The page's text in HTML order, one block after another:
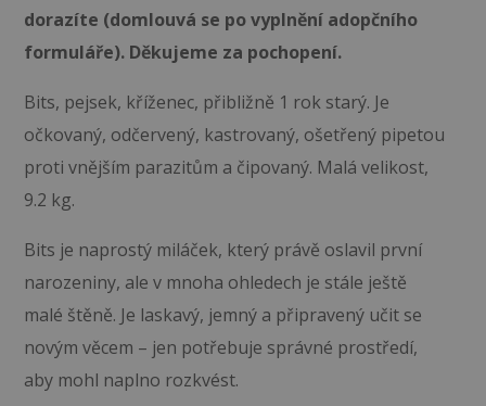
dorazíte (domlouvá se po vyplnění adopčního
formuláře). Děkujeme za pochopení.
Bits, pejsek, kříženec, přibližně 1 rok starý. Je
očkovaný, odčervený, kastrovaný, ošetřený pipetou
proti vnějším parazitům a čipovaný. Malá velikost,
9.2 kg.
Bits je naprostý miláček, který právě oslavil první
narozeniny, ale v mnoha ohledech je stále ještě
malé štěně. Je laskavý, jemný a připravený učit se
novým věcem – jen potřebuje správné prostředí,
aby mohl naplno rozkvést.